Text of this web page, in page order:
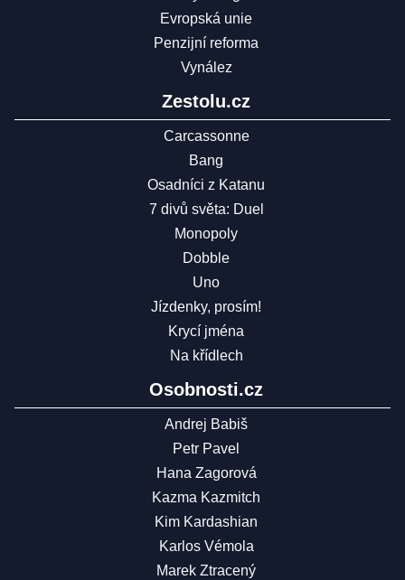
Evropská unie
Penzijní reforma
Vynález
Zestolu.cz
Carcassonne
Bang
Osadníci z Katanu
7 divů světa: Duel
Monopoly
Dobble
Uno
Jízdenky, prosím!
Krycí jména
Na křídlech
Osobnosti.cz
Andrej Babiš
Petr Pavel
Hana Zagorová
Kazma Kazmitch
Kim Kardashian
Karlos Vémola
Marek Ztracený